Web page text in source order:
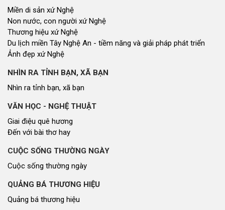
Miền di sản xứ Nghệ
Non nước, con người xứ Nghệ
Thương hiệu xứ Nghệ
Du lịch miền Tây Nghệ An - tiềm năng và giải pháp phát triển
Ảnh đẹp xứ Nghệ
NHÌN RA TỈNH BẠN, XÃ BẠN
Nhìn ra tỉnh bạn, xã bạn
VĂN HỌC - NGHỆ THUẬT
Giai điệu quê hương
Đến với bài thơ hay
CUỘC SỐNG THƯỜNG NGÀY
Cuộc sống thường ngày
QUẢNG BÁ THƯƠNG HIỆU
Quảng bá thương hiệu